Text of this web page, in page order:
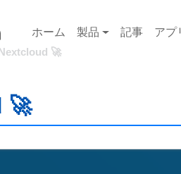
ホーム 製品 記事
アプ
🚀
🚀